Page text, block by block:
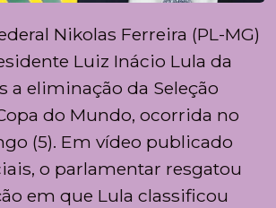
Nikolas Ferreira (PL-MG)
Luiz Inácio Lula da
a eliminação da Seleção
do Mundo, ocorrida no
(5). Em vídeo publicado
o parlamentar resgatou
em que Lula classificou